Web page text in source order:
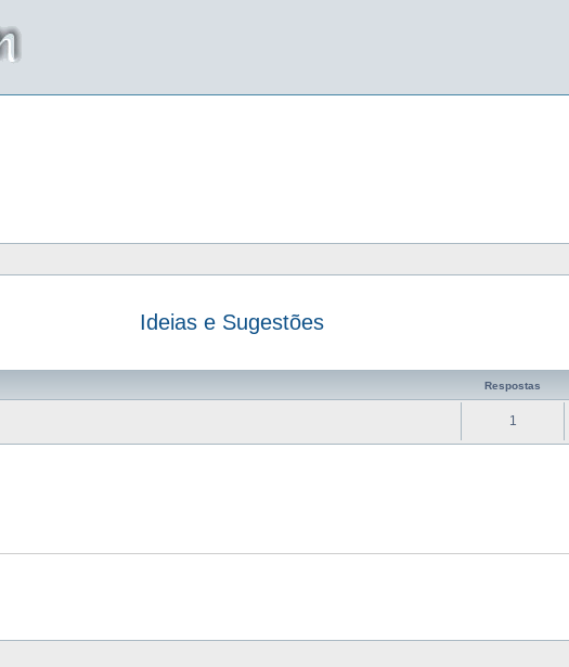
Ideias e Sugestões
Respostas
1